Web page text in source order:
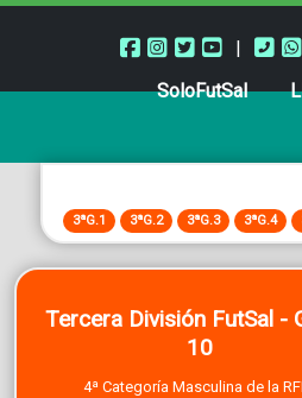
|
SoloFutSal
3ªG.1 3ªG.2 3ªG.3 3ªG.4
Tercera División FutSal -
10
4ª Categoría Masculina de la